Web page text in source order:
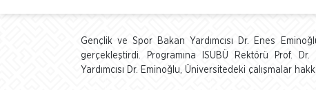
Gençlik ve Spor Bakan Yardımcısı Dr. Enes
gerçekleştirdi. Programına ISUBÜ Rektörü Prof.
Yardımcısı Dr. Eminoğlu, Üniversitedeki çalışmalar